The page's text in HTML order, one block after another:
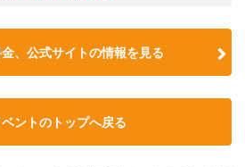
、公式サイトの情報を見る
ントのトップへ戻る